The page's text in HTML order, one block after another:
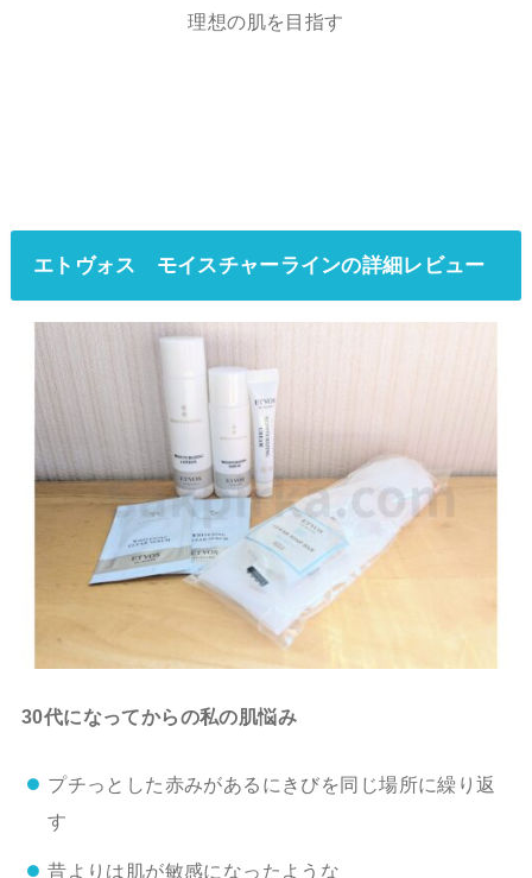
理想の肌を目指す
エトヴォス モイスチャーラインの詳細レビュー
30代になってからの私の肌悩み
プチっとした赤みがあるにきびを同じ場所に繰り返
す
昔よりは肌が敏感になったような